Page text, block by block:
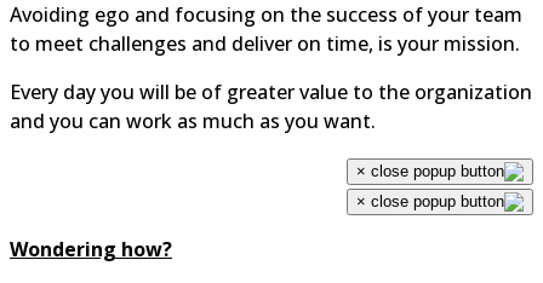
Avoiding ego and focusing on the success of your team
to meet challenges and deliver on time, is your mission.
Every day you will be of greater value to the
and you can work as much as you want.
×
×
Wondering how?